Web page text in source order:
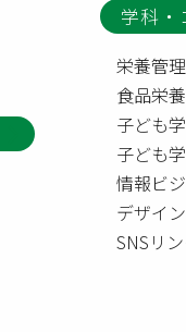
学科・
栄養管
食品栄
子ども
子ども
情報ビ
デザイ
SNSリ